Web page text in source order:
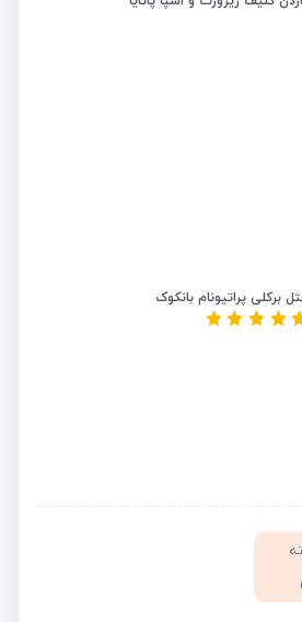
برکلی پراتیونام بانکوک